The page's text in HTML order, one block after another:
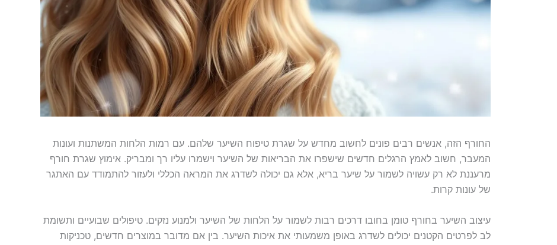
החורף הזה, אנשים רבים פונים לחשוב מחדש על שגרת טיפוח השיער שלהם. עם רמות הלחות המשתנות ועונות
המעבר, חשוב לאמץ הרגלים חדשים שישפרו את הבריאות של השיער וישמרו עליו רך ומבריק. אימוץ שגרת חורף
מרעננת לא רק עשויה לשמור על שיער בריא, אלא גם יכולה לשדרג את המראה הכללי ולעזור להתמודד עם האתגר
של עונות קרות.
עיצוב השיער בחורף טומן בחובו דרכים רבות לשמור על הלחות של השיער ולמנוע נזקים. טיפולים שבועיים ותשומת
לב לפרטים הקטנים יכולים לשדרג באופן משמעותי את איכות השיער. בין אם מדובר במוצרים חדשים, טכניקות